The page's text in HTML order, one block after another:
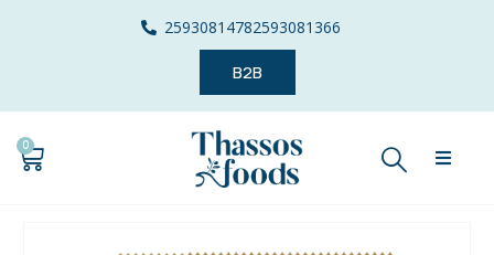
25930814782593081366
B2B
0